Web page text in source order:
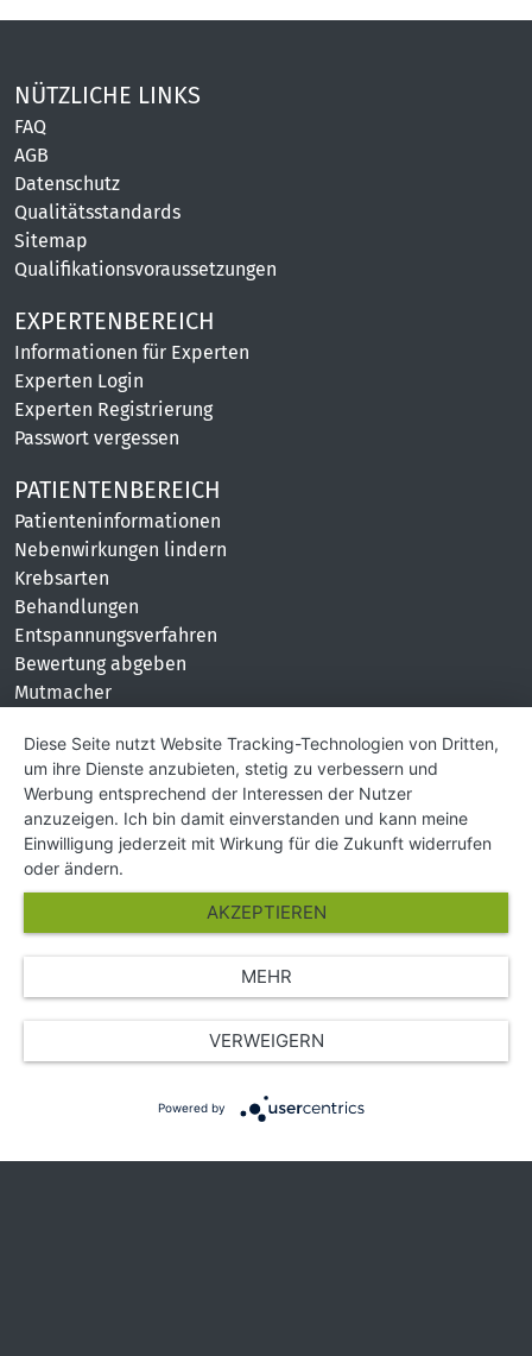
NÜTZLICHE LINKS
FAQ
AGB
Datenschutz
Qualitätsstandards
Sitemap
Qualifikationsvoraussetzungen
EXPERTENBEREICH
Informationen für Experten
Experten Login
Experten Registrierung
Passwort vergessen
PATIENTENBEREICH
Patienteninformationen
Nebenwirkungen lindern
Krebsarten
Behandlungen
Entspannungsverfahren
Bewertung abgeben
Mutmacher
KONTAKT
Impressum
Hilfe und Kontakt
Partner
Presse
Über Uns
© Copyright 2026 SGK Stärker gegen Krebs
Diese Seite nutzt Website Tracking-Technologien von Dritten,
um ihre Dienste anzubieten, stetig zu verbessern und
Werbung entsprechend der Interessen der Nutzer
anzuzeigen. Ich bin damit einverstanden und kann meine
Einwilligung jederzeit mit Wirkung für die Zukunft widerrufen
oder ändern.
VERWEIGERN
AKZEPTIEREN
MEHR
Powered by